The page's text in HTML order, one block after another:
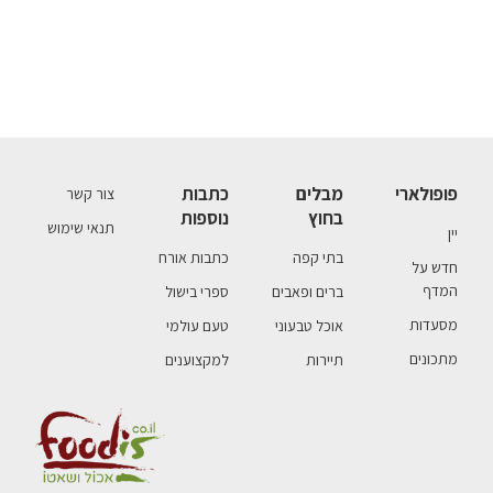
פופולארי
יין
חדש על
המדף
מסעדות
מתכונים
מבלים
בחוץ
בתי קפה
ברים ופאבים
אוכל טבעוני
תיירות
כתבות
נוספות
כתבות אורח
ספרי בישול
טעם עולמי
למקצוענים
צור קשר
תנאי שימוש